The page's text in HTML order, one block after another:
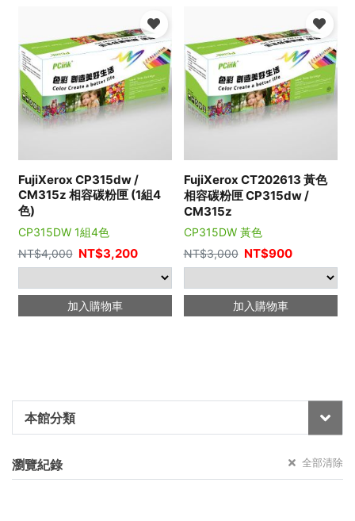
本館分類
瀏覽紀錄 全部清除
FujiXerox CP315dw /
CM315z 相容碳粉匣 (1組4
色)
CP315DW 1組4色
NT$4,000 NT$3,200
加入購物車
FujiXerox CT202613 黃色
相容碳粉匣 CP315dw /
CM315z
CP315DW 黃色
NT$3,000 NT$900
加入購物車